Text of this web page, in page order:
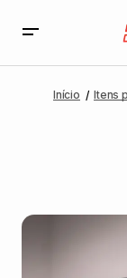
Início Itens